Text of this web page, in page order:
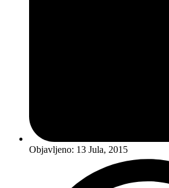
Objavljeno: 13 Jula, 2015